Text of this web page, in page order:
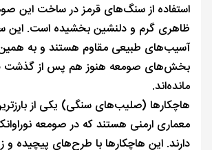
استفاده از سنگ‌های قرمز در ساخت این
ظاهری گرم و دلنشین بخشیده است. این
آسیب‌های طبیعی مقاوم هستند و به همین
بخش‌های صومعه هنوز هم پس از گذشت
مانده‌اند.
هاچکارها (صلیب‌های سنگی) یکی از
معماری ارمنی هستند که در صومعه
دارند. این هاچکارها با طرح‌های پیچیده و